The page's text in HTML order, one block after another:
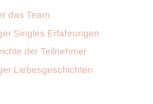
das Team
Singles Erfahrungen
der Teilnehmer
Liebesgeschichten